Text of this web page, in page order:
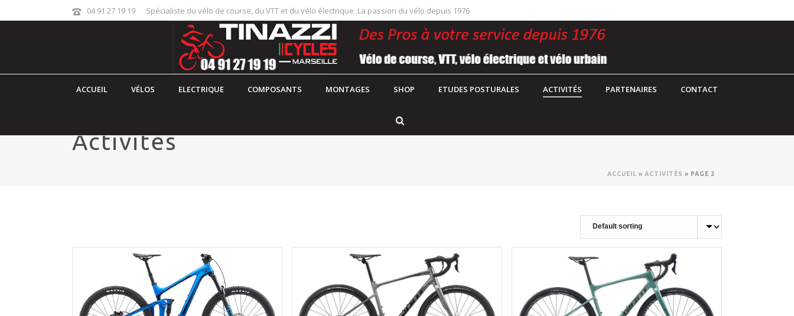
04 91 27 19 19 Spécialiste du vélo de course, du VTT et du vélo électrique. La passion du vélo depuis 1976
ACCUEIL VÉLOS ELECTRIQUE COMPOSANTS MONTAGES SHOP ETUDES POSTURALES ACTIVITÉS PARTENAIRES CONTACT
Activités
ACCUEIL » ACTIVITÉS » PAGE 2